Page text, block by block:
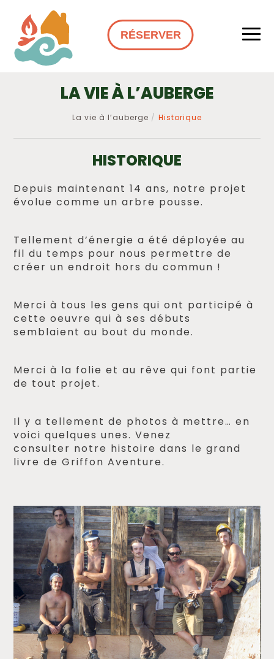
RÉSERVER
LA VIE À L’AUBERGE
La vie à l’auberge Historique
HISTORIQUE
Depuis maintenant 14 ans, notre projet
évolue comme un arbre pousse.
Tellement d’énergie a été déployée au
fil du temps pour nous permettre de
créer un endroit hors du commun !
Merci à tous les gens qui ont participé à
cette oeuvre qui à ses débuts
semblaient au bout du monde.
Merci à la folie et au rêve qui font partie
de tout projet.
Il y a tellement de photos à mettre… en
voici quelques unes. Venez
consulter notre histoire dans le grand
livre de Griffon Aventure.